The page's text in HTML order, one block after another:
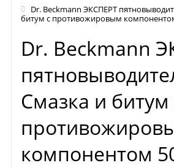
Dr. Beckmann ЭКСПЕРТ
битум с противожировым
Dr. Beckmann
Смазка и битум
компонентом